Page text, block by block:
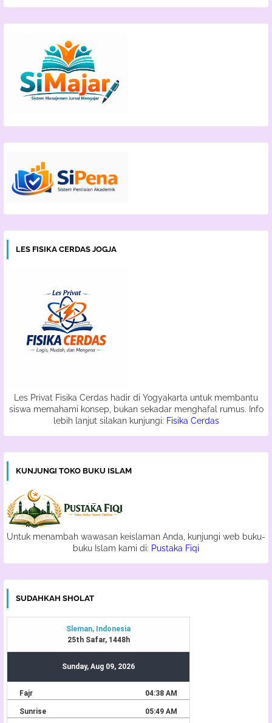
LES FISIKA CERDAS JOGJA
Les Privat Fisika Cerdas hadir di Yogyakarta untuk membantu
siswa memahami konsep, bukan sekadar menghafal rumus. Info
lebih lanjut silakan kunjungi: Fisika Cerdas
KUNJUNGI TOKO BUKU ISLAM
Untuk menambah wawasan keislaman Anda, kunjungi web buku-
buku Islam kami di: Pustaka Fiqi
SUDAHKAH SHOLAT